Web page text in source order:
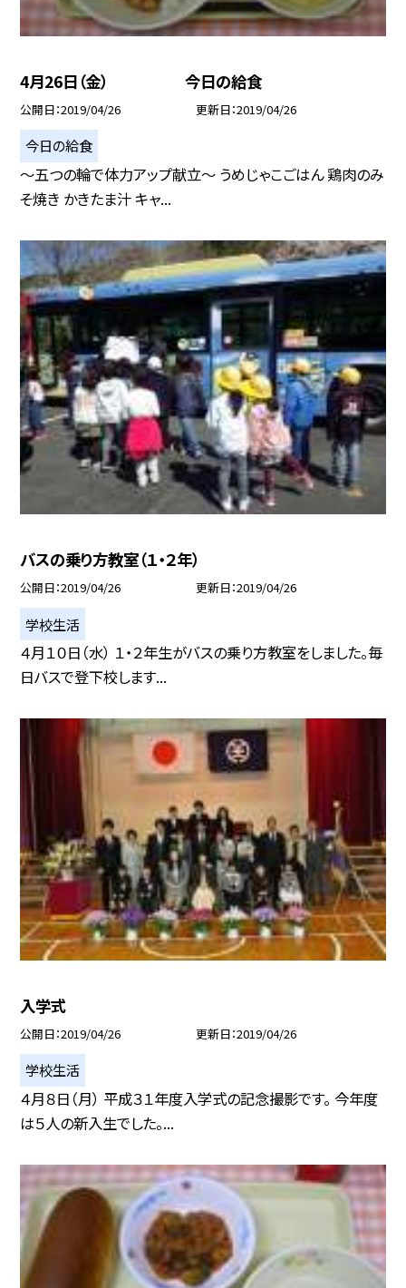
4月26日（金） 今日の給食
公開日 2019/04/26 更新日 2019/04/26
今日の給食
〜五つの輪で体力アップ献立〜 うめじゃこごはん 鶏肉のみ
そ焼き かきたま汁 キャ...
バスの乗り方教室（１・２年）
公開日 2019/04/26 更新日 2019/04/26
学校生活
４月１０日（水） １・２年生がバスの乗り方教室をしました。毎
日バスで登下校します...
入学式
公開日 2019/04/26 更新日 2019/04/26
学校生活
４月８日（月） 平成３１年度入学式の記念撮影です。 今年度
は５人の新入生でした。...